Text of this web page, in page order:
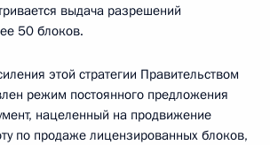
выдача разрешений
50 блоков.
этой стратегии Правительством
режим постоянного предложения
нацеленный на продвижение
по продаже лицензированных блоков,